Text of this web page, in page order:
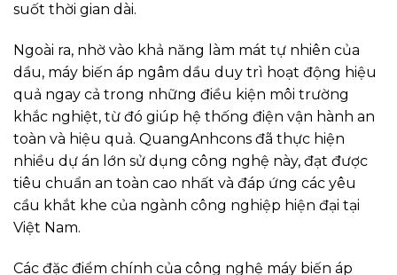
suốt thời gian dài.
Ngoài ra, nhờ vào khả năng làm mát tự nhiên của
dầu, máy biến áp ngâm dầu duy trì hoạt động hiệu
quả ngay cả trong những điều kiện môi trường
khắc nghiệt, từ đó giúp hệ thống điện vận hành an
toàn và hiệu quả. QuangAnhcons đã thực hiện
nhiều dự án lớn sử dụng công nghệ này, đạt được
tiêu chuẩn an toàn cao nhất và đáp ứng các yêu
cầu khắt khe của ngành công nghiệp hiện đại tại
Việt Nam.
Các đặc điểm chính của công nghệ máy biến áp